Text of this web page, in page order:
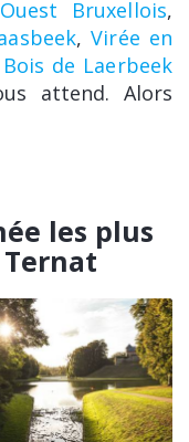
Bruxellois,
,Virée en
de Laerbeek
attend. Alors
les plus